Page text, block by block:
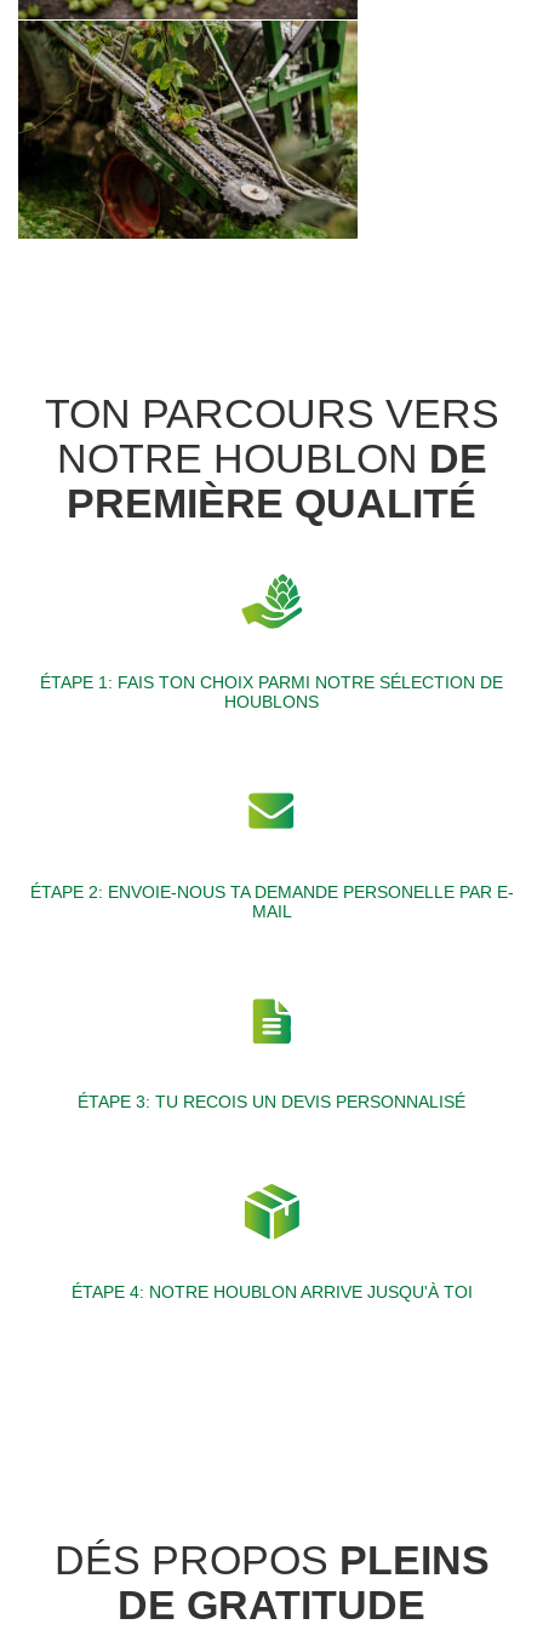
TON PARCOURS VERS
NOTRE HOUBLON DE
PREMIÈRE QUALITÉ
ÉTAPE 1: FAIS TON CHOIX PARMI NOTRE SÉLECTION DE
HOUBLONS
ÉTAPE 2: ENVOIE-NOUS TA DEMANDE PERSONELLE PAR E-
MAIL
ÉTAPE 3: TU RECOIS UN DEVIS PERSONNALISÉ
ÉTAPE 4: NOTRE HOUBLON ARRIVE JUSQU'À TOI
DÉS PROPOS PLEINS
DE GRATITUDE